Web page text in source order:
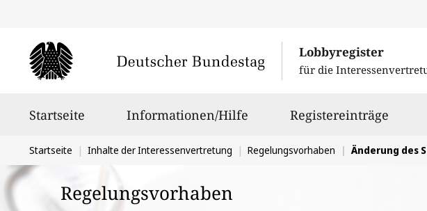
Lobbyregister
für die
Startseite Informationen/Hilfe Registereinträge
Sie
befinden
sich
Startseite Inhalte der Interessenvertretung Regelungsvorhaben Änderung des Stromsteuer-
Regelungsvorhaben